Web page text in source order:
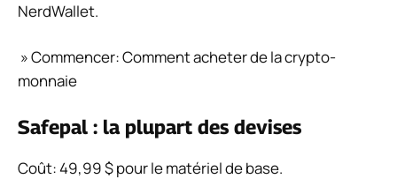
NerdWallet.
» Commencer:Comment acheter de la crypto-
monnaie
Safepal : la plupart des devises
Coût:49,99 $ pour le matériel de base.